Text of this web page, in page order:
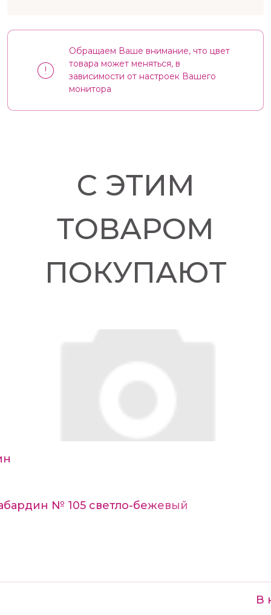
Обращаем Ваше внимание, что цвет
товара может меняться, в
зависимости от настроек Вашего
монитора
С ЭТИМ
ТОВАРОМ
ПОКУПАЮТ
№ 105 светло-бежевый
В